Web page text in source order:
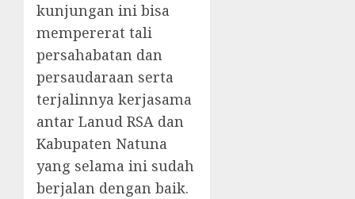
kunjungan ini bisa
mempererat tali
persahabatan dan
persaudaraan serta
terjalinnya kerjasama
antar Lanud RSA dan
Kabupaten Natuna
yang selama ini sudah
berjalan dengan baik.